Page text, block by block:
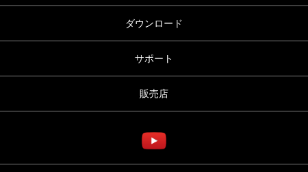
ダウンロード
サポート
販売店